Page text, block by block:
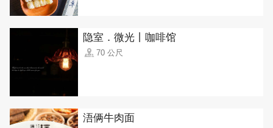
隐室．微光丨咖啡馆
70 公尺
浯俩牛肉面